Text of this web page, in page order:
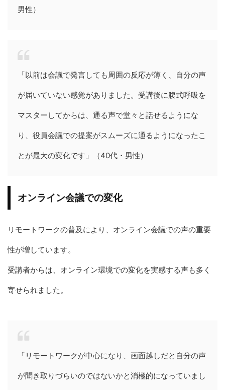
男性）
「以前は会議で発言しても周囲の反応が薄く、自分の声
が届いていない感覚がありました。受講後に腹式呼吸を
マスターしてからは、通る声で堂々と話せるようにな
り、役員会議での提案がスムーズに通るようになったこ
とが最大の変化です」（40代・男性）
オンライン会議での変化
リモートワークの普及により、オンライン会議での声の重要
性が増しています。
受講者からは、オンライン環境での変化を実感する声も多く
寄せられました。
「リモートワークが中心になり、画面越しだと自分の声
が聞き取りづらいのではないかと消極的になっていまし